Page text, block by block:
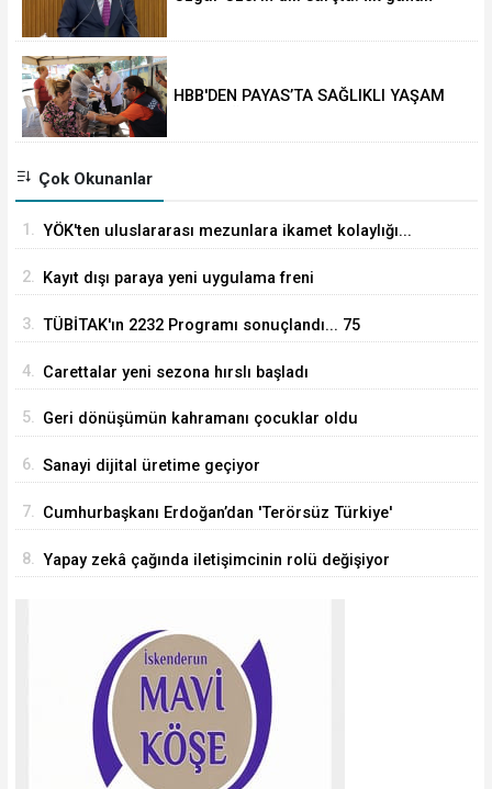
HBB'DEN PAYAS’TA SAĞLIKLI YAŞAM
Çok Okunanlar
1. YÖK'ten uluslararası mezunlara ikamet kolaylığı...
2. Kayıt dışı paraya yeni uygulama freni
3. TÜBİTAK'ın 2232 Programı sonuçlandı... 75
4. Carettalar yeni sezona hırslı başladı
5. Geri dönüşümün kahramanı çocuklar oldu
6. Sanayi dijital üretime geçiyor
7. Cumhurbaşkanı Erdoğan’dan 'Terörsüz Türkiye'
8. Yapay zekâ çağında iletişimcinin rolü değişiyor